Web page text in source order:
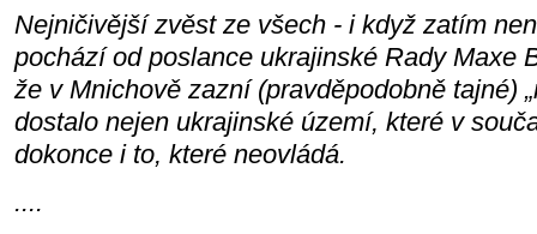
Nejničivější zvěst ze všech - i když zatím
pochází od poslance ukrajinské Rady Maxe
že v Mnichově zazní (pravděpodobně tajné)
dostalo nejen ukrajinské území, které v
dokonce i to, které neovládá.
....